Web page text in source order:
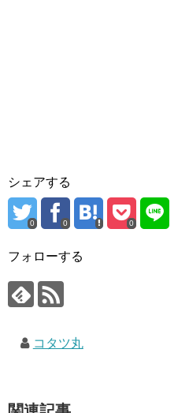
シェアする
0 0 0
フォローする
コタツ丸